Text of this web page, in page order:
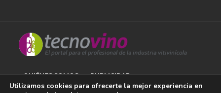
QUIÉNES SOMOS PUBLICIDAD
Utilizamos cookies para ofrecerte la mejor experiencia en